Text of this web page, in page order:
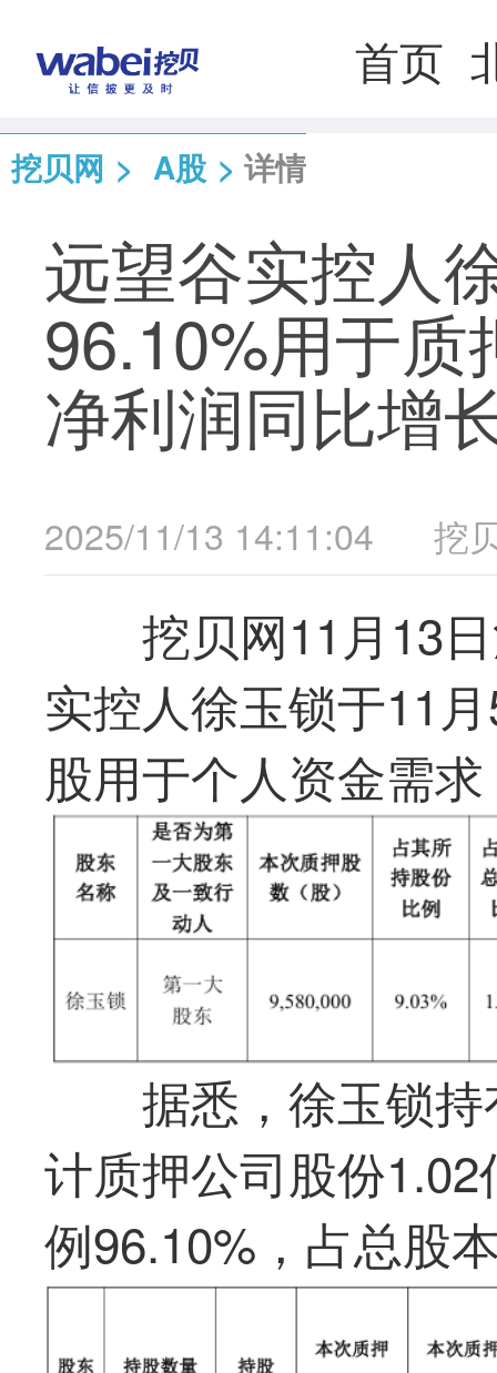
首页
挖贝网 > A股 > 详情
远望谷实控人
96.10%用于
净利润同比增
2025/11/13 14:11:04 挖
挖贝网11月13
实控人徐玉锁于11
股用于个人资金需
据悉，徐玉锁
计质押公司股份
例96.10%，占总股